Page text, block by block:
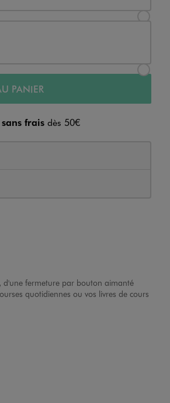
PANIER
sans fraisdès 50€
d'une fermeture par bouton aimanté
quotidiennes ou vos livres de cours